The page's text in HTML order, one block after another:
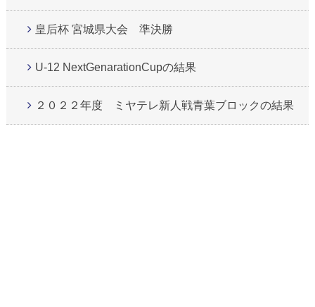
皇后杯 宮城県大会 準決勝
U-12 NextGenarationCupの結果
２０２２年度 ミヤテレ新人戦青葉ブロックの結果